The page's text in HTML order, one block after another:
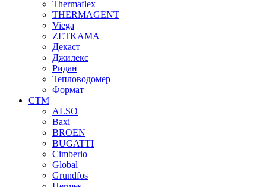
Thermaflex
THERMAGENT
Viega
ZETKAMA
Декаст
Джилекс
Ридан
Тепловодомер
Формат
СТМ
ALSO
Baxi
BROEN
BUGATTI
Cimberio
Global
Grundfos